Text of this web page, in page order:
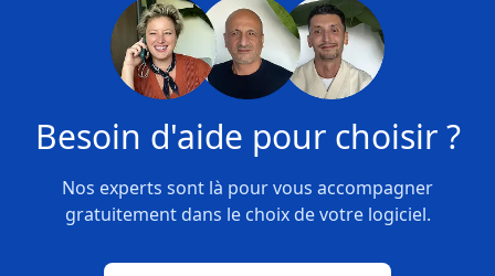
Besoin d'aide pour choisir ?
Nos experts sont là pour vous accompagner
gratuitement dans le choix de votre logiciel.